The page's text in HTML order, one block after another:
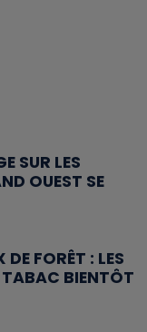
SUR LES
OUEST SE
DE FORÊT : LES
TABAC BIENTÔT